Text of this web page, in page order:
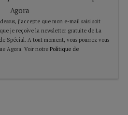
Agora
j’accepte que mon e-mail saisi soit
je reçoive la newsletter gratuite de La
Spécial. A tout moment, vous pourrez vous
Agora. Voir notre Politique de